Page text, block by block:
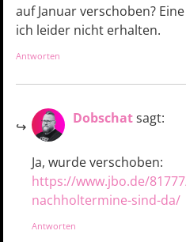
auf Januar verschoben?
ich leider nicht erhalten.
Antworten
Dobschatsagt:
Ja, wurde verschoben:
https://www.jbo.de/
nachholtermine-sind-da/
Antworten